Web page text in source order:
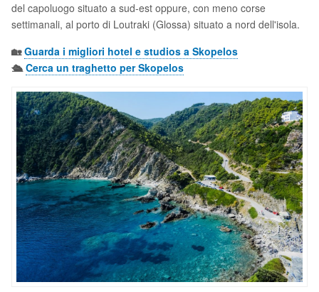
del capoluogo situato a sud-est oppure, con meno corse
settimanali, al porto di Loutraki (Glossa) situato a nord dell'isola.
🏡Guarda i migliori hotel e studios a Skopelos
🛳️Cerca un traghetto per Skopelos